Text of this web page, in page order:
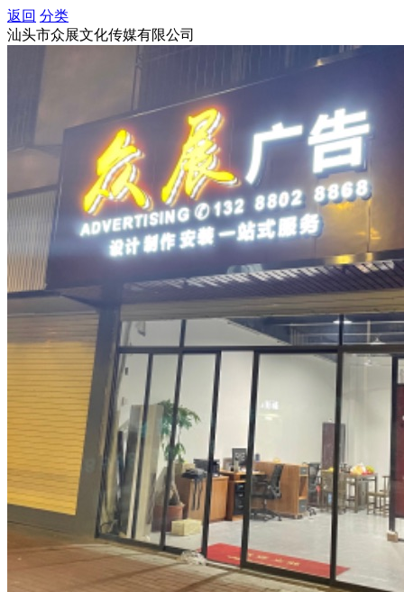
返回 分类
汕头市众展文化传媒有限公司